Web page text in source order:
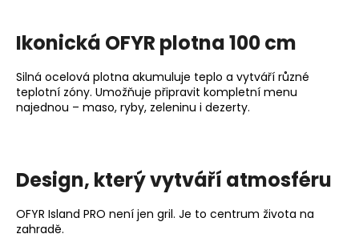
Ikonická OFYR plotna 100 cm
Silná ocelová plotna akumuluje teplo a vytváří různé
teplotní zóny. Umožňuje připravit kompletní menu
najednou – maso, ryby, zeleninu i dezerty.
Design, který vytváří atmosféru
OFYR Island PRO není jen gril. Je to centrum života na
zahradě.